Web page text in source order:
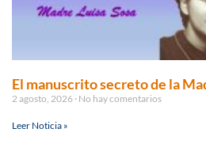
El manuscrito secreto de la
2 agosto, 2026 No hay comentarios
Leer Noticia »